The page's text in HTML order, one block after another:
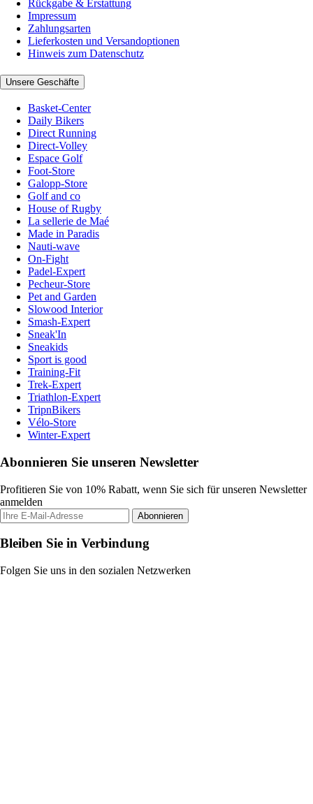
Rückgabe & Erstattung
Impressum
Zahlungsarten
Lieferkosten und Versandoptionen
Hinweis zum Datenschutz
Unsere Geschäfte
Basket-Center
Daily Bikers
Direct Running
Direct-Volley
Espace Golf
Foot-Store
Galopp-Store
Golf and co
House of Rugby
La sellerie de Maé
Made in Paradis
Nauti-wave
On-Fight
Padel-Expert
Pecheur-Store
Pet and Garden
Slowood Interior
Smash-Expert
Sneak'In
Sneakids
Sport is good
Training-Fit
Trek-Expert
Triathlon-Expert
TripnBikers
Vélo-Store
Winter-Expert
Abonnieren Sie unseren Newsletter
Profitieren Sie von 10% Rabatt, wenn Sie sich für unseren Newsletter
anmelden
Abonnieren
Bleiben Sie in Verbindung
Folgen Sie uns in den sozialen Netzwerken